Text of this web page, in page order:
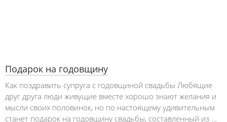
Подарок на годовщину
Как поздравить супруга с годовщиной свадьбы Любящие
друг друга люди живущие вместе хорошо знают желания и
мысли своих половинок, но по настоящему удивительным
станет подарок на годовщину свадьбы, составленный из …